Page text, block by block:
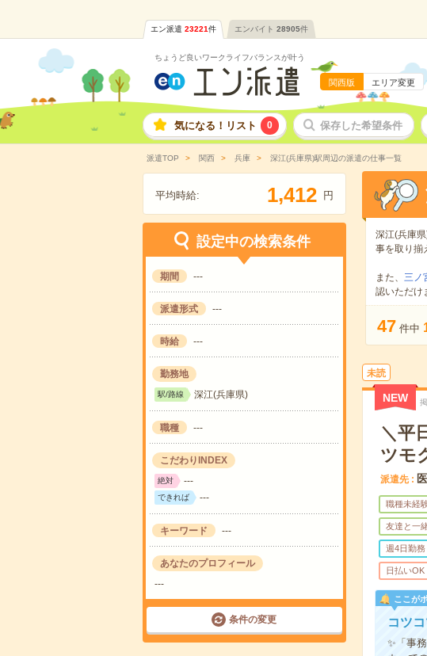
エン派遣 23221件 エンバイト 28905件
ちょうど良いワークライフバランスが叶う
関西版 エリア変更
気になる！リスト 0 保存した希望条件
派遣TOP 関西 兵庫 深江(兵庫県)駅周辺の派遣の仕事一覧
平均時給: 1,412 円
設定中の検索条件
期間 ---
派遣形式 ---
時給 ---
勤務地
駅/路線 深江(兵庫県)
職種 ---
こだわりINDEX
絶対 ---
できれば ---
キーワード ---
あなたのプロフィール
---
条件の変更
深江(兵庫
事を取り揃
また、 三ノ
認いただけ
47 件中
未読
NEW
＼平
ツモ
派遣先
職種未経
友達と一
週4日勤務
日払いOK
ここが
コツ
✨「事